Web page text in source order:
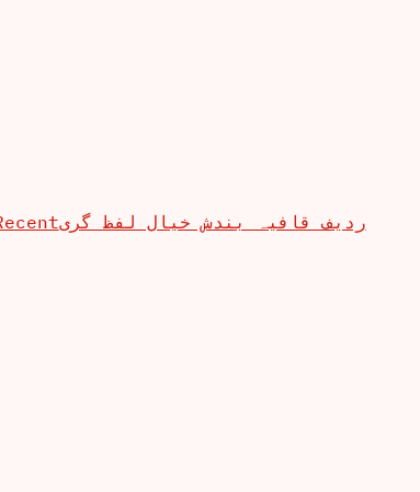
ردیف قافیہ بندش خیال لفظ گری